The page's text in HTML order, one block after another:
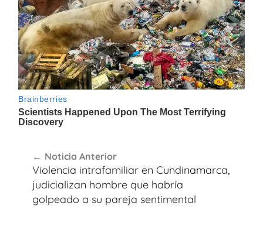
de
entradas
Noticia Anterior
Violencia intrafamiliar en Cundinamarca,
judicializan hombre que habría
golpeado a su pareja sentimental